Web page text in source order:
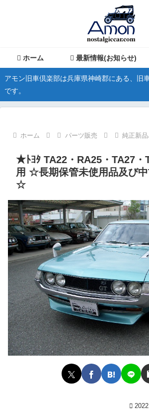
ホーム 最新情報(お知らせ)
アモン旧車倶楽部は兵庫県神崎郡にある、旧
です。
ホーム パーツ販売 純正新
★ﾄﾖﾀ TA22・RA25・TA27・
用 ☆長期保管未使用品及び
☆